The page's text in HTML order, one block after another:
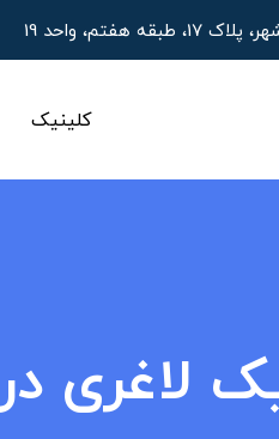
واحد 19
کلینیک
لاغری